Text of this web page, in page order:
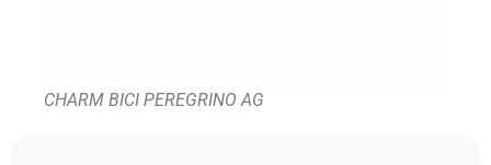
CHARM BICI PEREGRINO AG